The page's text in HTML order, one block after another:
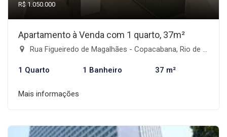
R$ 1.050.000
Apartamento à Venda com 1 quarto, 37m²
Rua Figueiredo de Magalhães - Copacabana, Rio de Janeiro-RJ
1 Quarto 1 Banheiro 37 m²
Mais informações